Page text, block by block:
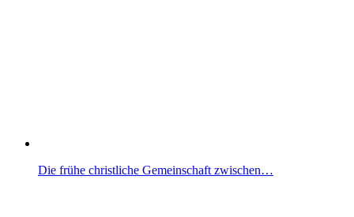
Die frühe christliche Gemeinschaft zwischen…